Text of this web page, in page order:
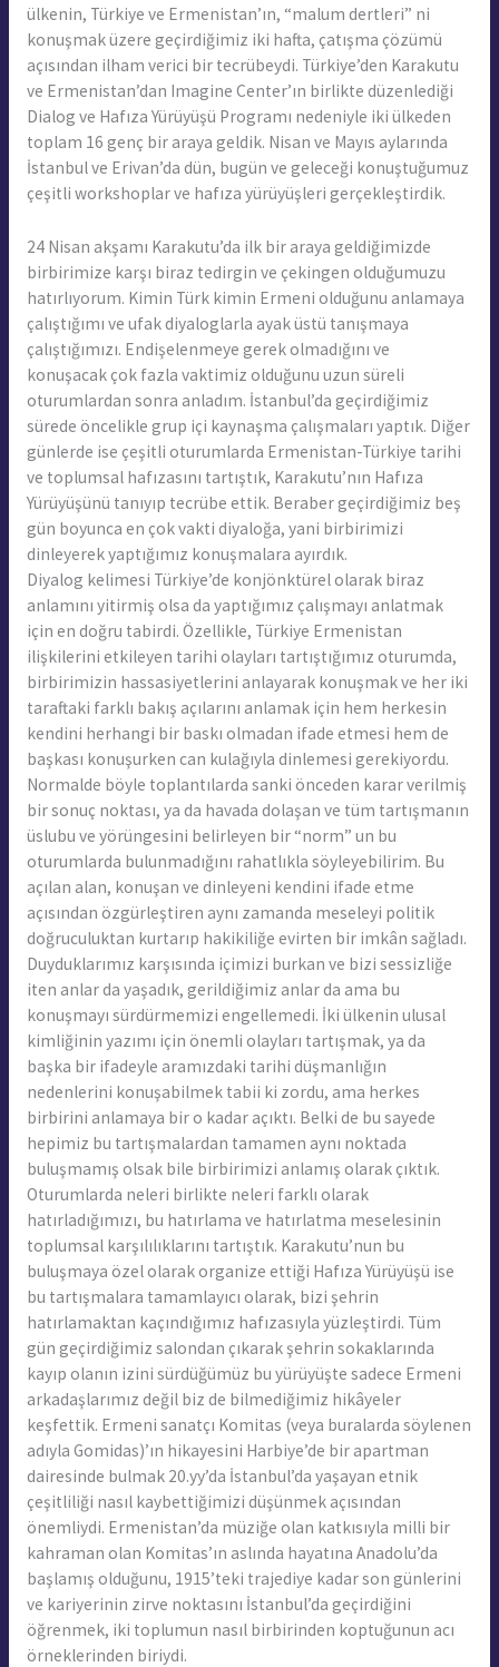
ülkenin, Türkiye ve Ermenistan’ın, “malum dertleri” ni
konuşmak üzere geçirdiğimiz iki hafta, çatışma çözümü
açısından ilham verici bir tecrübeydi. Türkiye’den Karakutu
ve Ermenistan’dan Imagine Center’ın birlikte düzenlediği
Dialog ve Hafıza Yürüyüşü Programı nedeniyle iki ülkeden
toplam 16 genç bir araya geldik. Nisan ve Mayıs aylarında
İstanbul ve Erivan’da dün, bugün ve geleceği konuştuğumuz
çeşitli workshoplar ve hafıza yürüyüşleri gerçekleştirdik.
24 Nisan akşamı Karakutu’da ilk bir araya geldiğimizde
birbirimize karşı biraz tedirgin ve çekingen olduğumuzu
hatırlıyorum. Kimin Türk kimin Ermeni olduğunu anlamaya
çalıştığımı ve ufak diyaloglarla ayak üstü tanışmaya
çalıştığımızı. Endişelenmeye gerek olmadığını ve
konuşacak çok fazla vaktimiz olduğunu uzun süreli
oturumlardan sonra anladım. İstanbul’da geçirdiğimiz
sürede öncelikle grup içi kaynaşma çalışmaları yaptık. Diğer
günlerde ise çeşitli oturumlarda Ermenistan-Türkiye tarihi
ve toplumsal hafızasını tartıştık, Karakutu’nın Hafıza
Yürüyüşünü tanıyıp tecrübe ettik. Beraber geçirdiğimiz beş
gün boyunca en çok vakti diyaloğa, yani birbirimizi
dinleyerek yaptığımız konuşmalara ayırdık.
Diyalog kelimesi Türkiye’de konjönktürel olarak biraz
anlamını yitirmiş olsa da yaptığımız çalışmayı anlatmak
için en doğru tabirdi. Özellikle, Türkiye Ermenistan
ilişkilerini etkileyen tarihi olayları tartıştığımız oturumda,
birbirimizin hassasiyetlerini anlayarak konuşmak ve her iki
taraftaki farklı bakış açılarını anlamak için hem herkesin
kendini herhangi bir baskı olmadan ifade etmesi hem de
başkası konuşurken can kulağıyla dinlemesi gerekiyordu.
Normalde böyle toplantılarda sanki önceden karar verilmiş
bir sonuç noktası, ya da havada dolaşan ve tüm tartışmanın
üslubu ve yörüngesini belirleyen bir “norm” un bu
oturumlarda bulunmadığını rahatlıkla söyleyebilirim. Bu
açılan alan, konuşan ve dinleyeni kendini ifade etme
açısından özgürleştiren aynı zamanda meseleyi politik
doğruculuktan kurtarıp hakikiliğe evirten bir imkân sağladı.
Duyduklarımız karşısında içimizi burkan ve bizi sessizliğe
iten anlar da yaşadık, gerildiğimiz anlar da ama bu
konuşmayı sürdürmemizi engellemedi. İki ülkenin ulusal
kimliğinin yazımı için önemli olayları tartışmak, ya da
başka bir ifadeyle aramızdaki tarihi düşmanlığın
nedenlerini konuşabilmek tabii ki zordu, ama herkes
birbirini anlamaya bir o kadar açıktı. Belki de bu sayede
hepimiz bu tartışmalardan tamamen aynı noktada
buluşmamış olsak bile birbirimizi anlamış olarak çıktık.
Oturumlarda neleri birlikte neleri farklı olarak
hatırladığımızı, bu hatırlama ve hatırlatma meselesinin
toplumsal karşılılıklarını tartıştık. Karakutu’nun bu
buluşmaya özel olarak organize ettiği Hafıza Yürüyüşü ise
bu tartışmalara tamamlayıcı olarak, bizi şehrin
hatırlamaktan kaçındığımız hafızasıyla yüzleştirdi. Tüm
gün geçirdiğimiz salondan çıkarak şehrin sokaklarında
kayıp olanın izini sürdüğümüz bu yürüyüşte sadece Ermeni
arkadaşlarımız değil biz de bilmediğimiz hikâyeler
keşfettik. Ermeni sanatçı Komitas (veya buralarda söylenen
adıyla Gomidas)’ın hikayesini Harbiye’de bir apartman
dairesinde bulmak 20.yy’da İstanbul’da yaşayan etnik
çeşitliliği nasıl kaybettiğimizi düşünmek açısından
önemliydi. Ermenistan’da müziğe olan katkısıyla milli bir
kahraman olan Komitas’ın aslında hayatına Anadolu’da
başlamış olduğunu, 1915’teki trajediye kadar son günlerini
ve kariyerinin zirve noktasını İstanbul’da geçirdiğini
öğrenmek, iki toplumun nasıl birbirinden koptuğunun acı
örneklerinden biriydi.